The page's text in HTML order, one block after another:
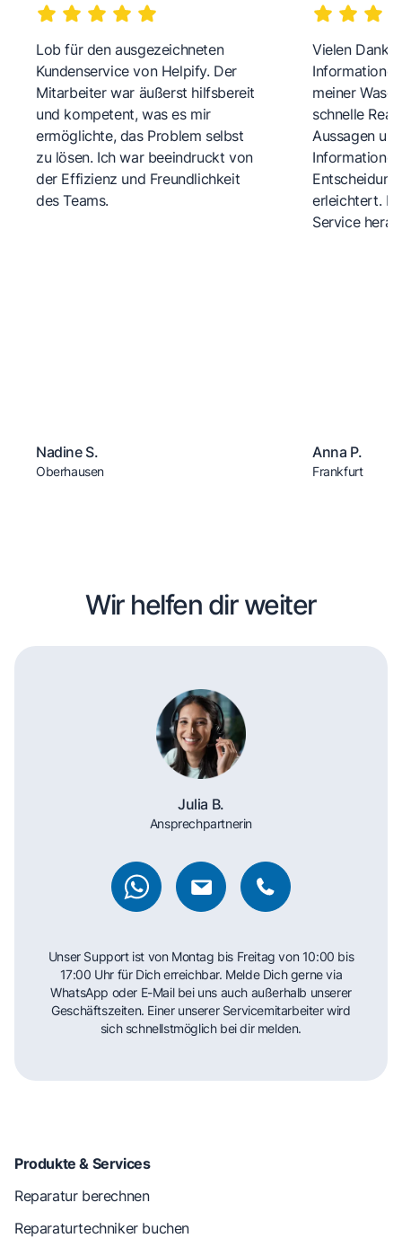
Lob für den ausgezeichneten
Kundenservice von Helpify. Der
Mitarbeiter war äußerst hilfsbereit
und kompetent, was es mir
ermöglichte, das Problem selbst
zu lösen. Ich war beeindruckt von
der Effizienz und Freundlichkeit
des Teams.
Nadine S.
Oberhausen
Vielen Dank
meiner
schnelle
Aussagen
erleichtert.
Service
Anna P.
Frankfurt
Wir helfen dir weiter
Julia B.
Ansprechpartnerin
Unser Support ist von Montag bis Freitag von 10:00 bis
17:00 Uhr für Dich erreichbar. Melde Dich gerne via
WhatsApp oder E-Mail bei uns auch außerhalb unserer
Geschäftszeiten. Einer unserer Servicemitarbeiter wird
sich schnellstmöglich bei dir melden.
Produkte & Services
Reparatur berechnen
Reparaturtechniker buchen